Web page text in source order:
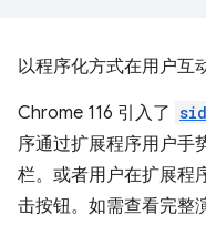
以程序化方式在用户互
Chrome 116 引入了
序通过扩展程序用户手
栏。或者用户在扩展程
击按钮。如需查看完整